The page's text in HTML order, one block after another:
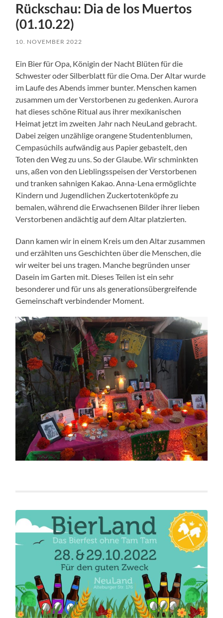
Rückschau: Dia de los Muertos
(01.10.22)
10. NOVEMBER 2022
Ein Bier für Opa, Königin der Nacht Blüten für die
Schwester oder Silberblatt für die Oma. Der Altar wurde
im Laufe des Abends immer bunter. Menschen kamen
zusammen um der Verstorbenen zu gedenken. Aurora
hat dieses schöne Ritual aus ihrer mexikanischen
Heimat jetzt im zweiten Jahr nach NeuLand gebracht.
Dabei zeigen unzählige orangene Studentenblumen,
Cempasúchils aufwändig aus Papier gebastelt, den
Toten den Weg zu uns. So der Glaube. Wir schminkten
uns, aßen von den Lieblingsspeisen der Verstorbenen
und tranken sahnigen Kakao. Anna-Lena ermöglichte
Kindern und Jugendlichen Zuckertotenköpfe zu
bemalen, während die Erwachsenen Bilder ihrer lieben
Verstorbenen andächtig auf dem Altar platzierten.
Dann kamen wir in einem Kreis um den Altar zusammen
und erzählten uns Geschichten über die Menschen, die
wir weiter bei uns tragen. Manche begründen unser
Dasein im Garten mit. Dieses Teilen ist ein sehr
besonderer und für uns als generationsübergreifende
Gemeinschaft verbindender Moment.